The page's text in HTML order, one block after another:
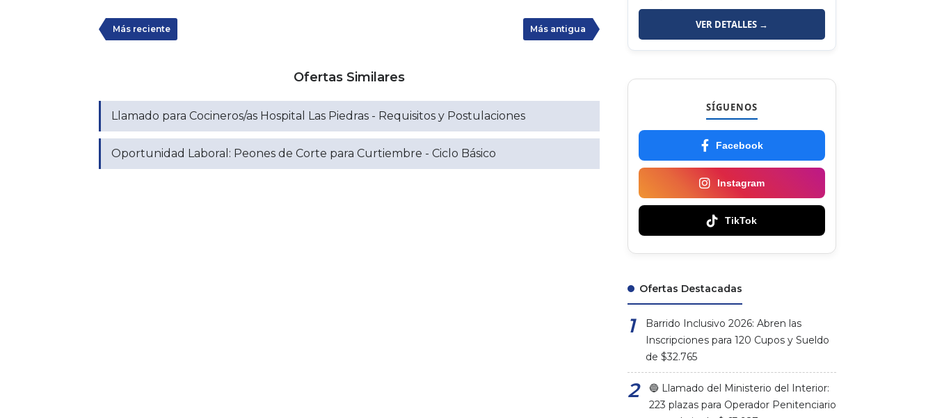
Más reciente Más antigua
Ofertas Similares
Llamado para Cocineros/as Hospital Las Piedras - Requisitos y Postulaciones
Oportunidad Laboral: Peones de Corte para Curtiembre - Ciclo Básico
VER DETALLES →
SÍGUENOS
Facebook
Instagram
TikTok
Ofertas Destacadas
Barrido Inclusivo 2026: Abren las
Inscripciones para 120 Cupos y Sueldo
de $32.765
🔵 Llamado del Ministerio del Interior:
223 plazas para Operador Penitenciario